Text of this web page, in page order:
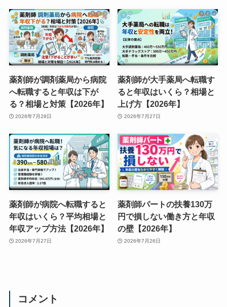
薬剤師が調剤薬局から病院
へ転職すると年収は下が
る？相場と対策【2026年】
2026年7月28日
薬剤師が大手薬局へ転職す
ると年収はいくら？相場と
上げ方【2026年】
2026年7月27日
薬剤師が病院へ転職すると
年収はいくら？平均相場と
年収アップ方法【2026年】
2026年7月27日
薬剤師パートの扶養130万
円で損しない働き方と年収
の壁【2026年】
2026年7月26日
コメント